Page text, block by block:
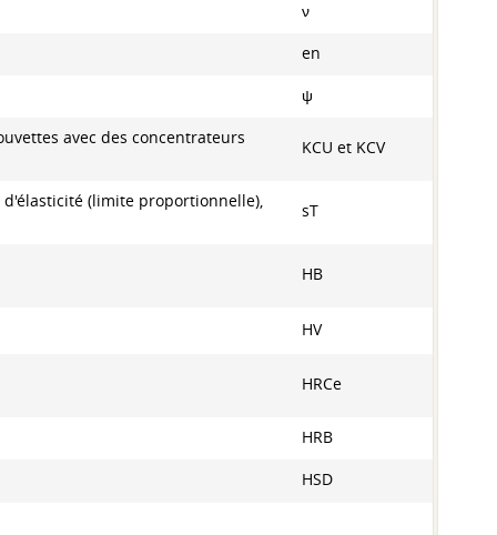
ν
en
ψ
avec des concentrateurs
KCU et KCV
(limite proportionnelle),
sT
HB
HV
HRCe
HRB
HSD